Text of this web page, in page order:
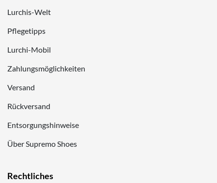
Lurchis-Welt
Pflegetipps
Lurchi-Mobil
Zahlungsmöglichkeiten
Versand
Rückversand
Entsorgungshinweise
Über Supremo Shoes
Rechtliches